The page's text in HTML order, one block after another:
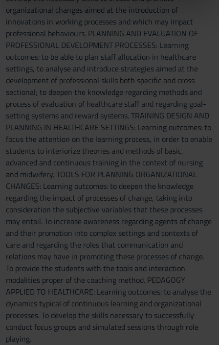
nostri partner che si occupano di analisi dei dati web,
pubblicità e social media, i quali potrebbero combinarle
con altre informazioni che hai fornito loro o che hanno
raccolto dal tuo utilizzo dei loro servizi.
organizational changes aimed at the introduction of
innovations in working processes and which may impact
professional behaviours. PLANNING AND EVALUATION OF
PROFESSIONAL DEVELOPMENT PROCESSES: Learning
outcomes: to be able to plan staff allocation in healthcare
settings, to analyse and introduce strategies aimed at the
development of professional skills both specific and cross
sectional; to deepen the knowledge regarding methods and
process of evaluation of healthcare staff and regarding goal-
setting systems and reward systems. TRAINING DESIGN AND
PLANNING IN HEALTHCARE SETTINGS: Learning outcomes: to
focus the attention on the learning process, in order to enable
students to interiorize theories and methods of basic,
advanced and continuous training in the context of nursing
and midwifery. TOOLS FOR PLANNING ORGANIZATIONAL
CHANGES: Learning outcomes: to deepen the knowledge
regarding the impact of processes of change, taking into
consideration the subjective variables that these processes
may entail. To increase awareness regarding agents of change
and their promotion into complex settings and contexts of
care and regarding the roles that communication and
relations may have in promoting these processes of change.
To provide the students with the tools and interaction
modalities proper of the coaching method. PEDAGOGY
APPLIED TO HEALTHCARE: Learning outcomes: to analyse the
dynamics typical of continuous learning and organizational
processes. To develop the skills necessary to successfully
conduct focus groups and simulated sessions through role
playing.